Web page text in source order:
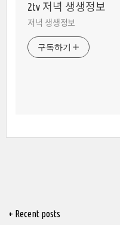
2tv 저녁 생생정보
저녁 생생정보
구독하기
+ Recent posts